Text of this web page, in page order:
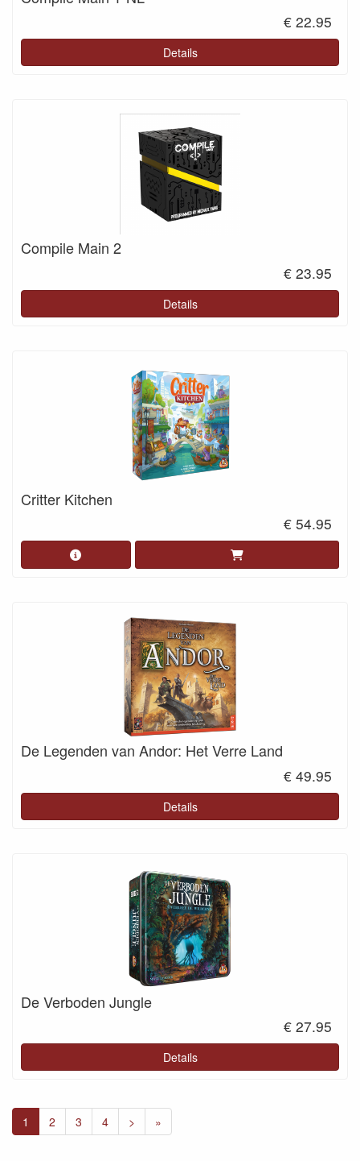
€ 22.95
Details
Compile Main 2
€ 23.95
Details
Critter Kitchen
€ 54.95
De Legenden van Andor: Het Verre Land
€ 49.95
Details
De Verboden Jungle
€ 27.95
Details
1 2 3 4 > »